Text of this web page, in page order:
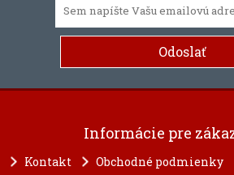
Informácie pre
Kontakt
Obchodné podmienky